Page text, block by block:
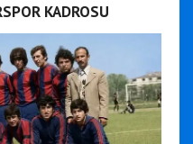
KADROSU